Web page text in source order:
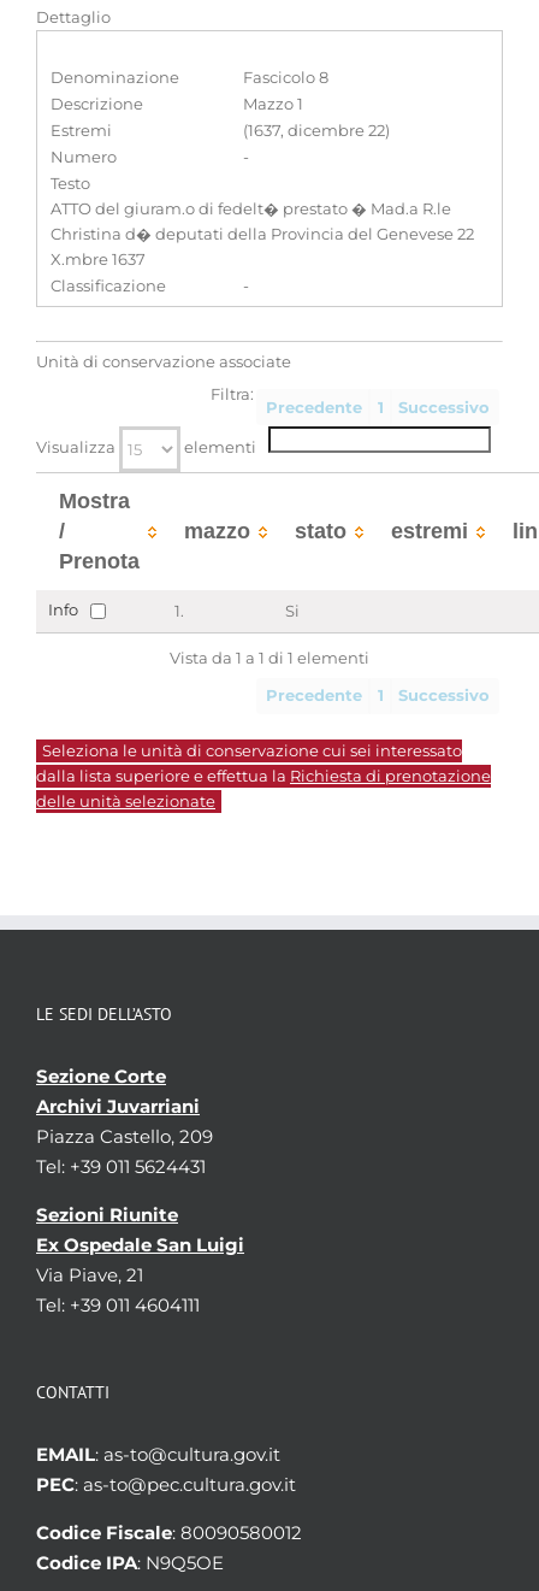
Dettaglio
Denominazione
Fascicolo 8
Descrizione
Mazzo 1
Estremi
(1637, dicembre 22)
Numero
-
Testo
ATTO del giuram.o di fedelt� prestato � Mad.a R.le
Christina d� deputati della Provincia del Genevese 22
X.mbre 1637
Classificazione
-
Unità di conservazione associate
Precedente 1 Successivo
Visualizza elementi
Filtra:
Mostra
/
Prenota
mazzo stato estremi
Info 1. Si
Vista da 1 a 1 di 1 elementi
Precedente 1 Successivo
Seleziona le unità di conservazione cui sei interessato
dalla lista superiore e effettua la Richiesta di prenotazione
delle unità selezionate
LE SEDI DELL’ASTO
Sezione Corte
Archivi Juvarriani
Piazza Castello, 209
Tel: +39 011 5624431
Sezioni Riunite
Ex Ospedale San Luigi
Via Piave, 21
Tel: +39 011 4604111
CONTATTI
EMAIL: as-to@cultura.gov.it
PEC: as-to@pec.cultura.gov.it
Codice Fiscale: 80090580012
Codice IPA: N9Q5OE